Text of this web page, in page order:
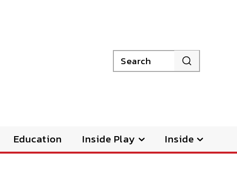
Search
Education Inside Play Inside